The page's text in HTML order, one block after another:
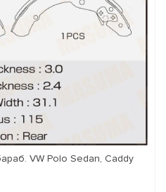
VW Polo Sedan, Caddy